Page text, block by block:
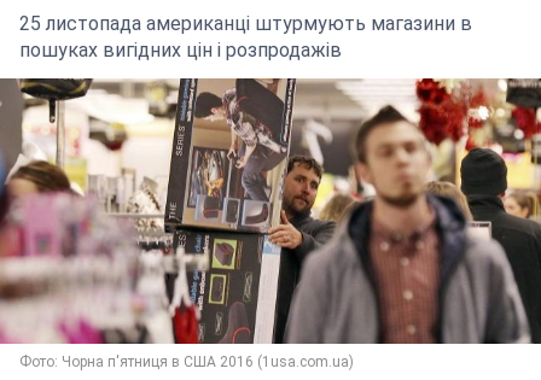
25 листопада американці штурмують магазини в
пошуках вигідних цін і розпродажів
Фото: Чорна п'ятниця в США 2016 (1usa.com.ua)